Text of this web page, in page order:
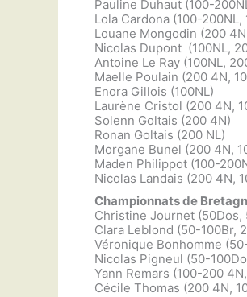
Pauline Duhaut (100-
Lola Cardona (100-
Louane Mongodin (200
Nicolas Dupont (100NL,
Antoine Le Ray (100NL,
Maelle Poulain (200 4N,
Enora Gillois (100NL)
Laurène Cristol (200 4N,
Solenn Goltais (200 4N)
Ronan Goltais (200 NL)
Morgane Bunel (200 4N,
Maden Philippot (100-
Nicolas Landais (200 4N,
Championnats de
Christine Journet (50Dos,
Clara Leblond (50-100Br,
Véronique Bonhomme
Nicolas Pigneul (50-
Yann Remars (100-200
Cécile Thomas (200 4N,